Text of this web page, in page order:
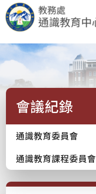
會議紀錄
通識教育委員會
通識教育課程委員會